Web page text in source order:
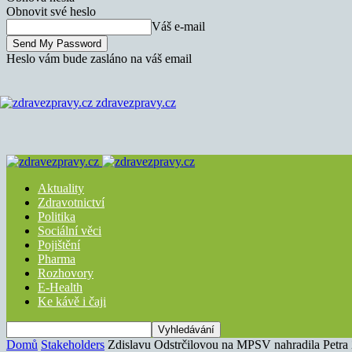
Obnovit své heslo
Váš e-mail
Heslo vám bude zasláno na váš email
zdravezpravy.cz
Aktuality
Zdravotnictví
Politika
Sociální věci
Pojištění
Pharma
Rozhovory
E-Health
Ke kávě i čaji
Domů Stakeholders Zdislavu Odstrčilovou na MPSV nahradila Petra